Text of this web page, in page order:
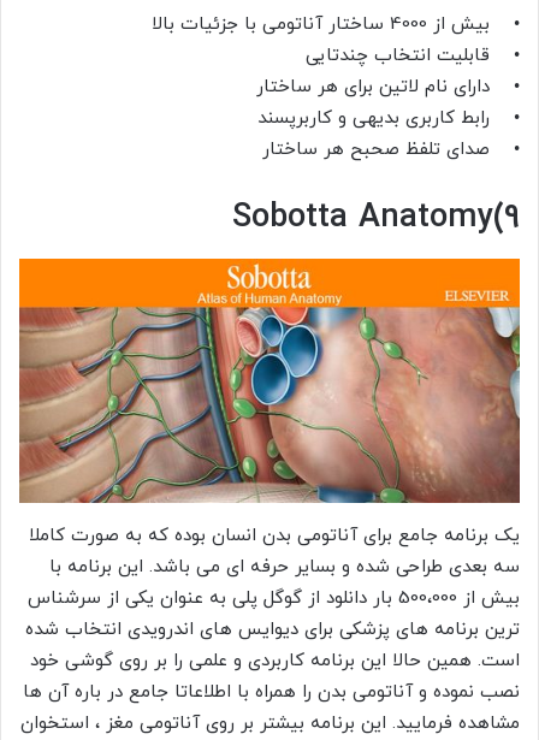
• بیش از 4000 ساختار آناتومی با جزئیات بالا
• قابلیت انتخاب چندتایی
• دارای نام لاتین برای هر ساختار
• رابط کاربری بدیهی و کاربرپسند
• صدای تلفظ صحبح هر ساختار
Sobotta Anatomy(9
یک برنامه جامع برای آناتومی بدن انسان بوده که به صورت کاملا
سه بعدی طراحی شده و بسایر حرفه ای می باشد. این برنامه با
بیش از 500،000 بار دانلود از گوگل پلی به عنوان یکی از سرشناس
ترین برنامه های پزشکی برای دیوایس های اندرویدی انتخاب شده
است. همین حالا این برنامه کاربردی و علمی را بر روی گوشی خود
نصب نموده و آناتومی بدن را همراه با اطلاعاتا جامع در باره آن ها
مشاهده فرمایید. این برنامه بیشتر بر روی آناتومی مغز ، استخوان